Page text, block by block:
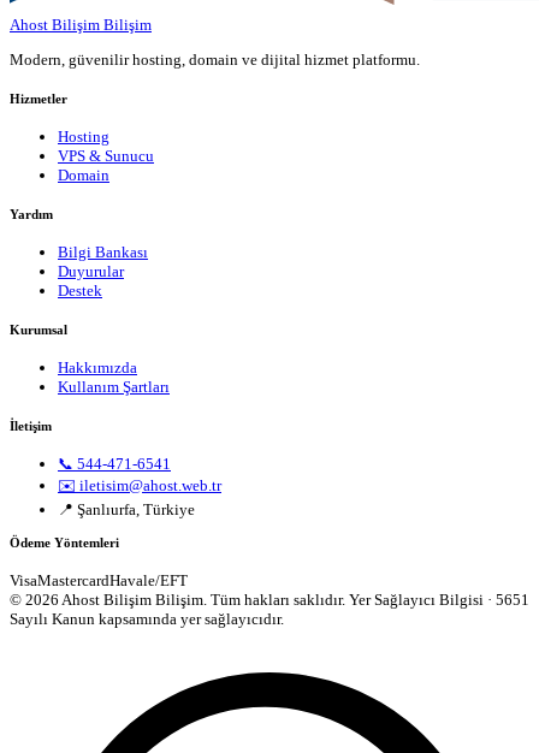
Ahost Bilişim Bilişim
Modern, güvenilir hosting, domain ve dijital hizmet platformu.
Hizmetler
Hosting
VPS & Sunucu
Domain
Yardım
Bilgi Bankası
Duyurular
Destek
Kurumsal
Hakkımızda
Kullanım Şartları
İletişim
📞 544-471-6541
✉️ iletisim@ahost.web.tr
📍 Şanlıurfa, Türkiye
Ödeme Yöntemleri
VisaMastercardHavale/EFT
© 2026 Ahost Bilişim Bilişim. Tüm hakları saklıdır. Yer Sağlayıcı Bilgisi · 5651
Sayılı Kanun kapsamında yer sağlayıcıdır.